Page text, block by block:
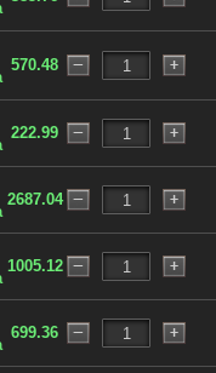
570.48
222.99
2687.04
1005.12
699.36